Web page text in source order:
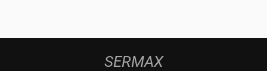
SERMAX